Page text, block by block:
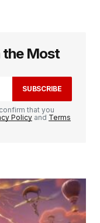
publiée. Les
avec
the Most
SUBSCRIBE
that you
Policy and Terms